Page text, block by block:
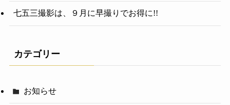
七五三撮影は、９月に早撮りでお得に!!
カテゴリー
お知らせ